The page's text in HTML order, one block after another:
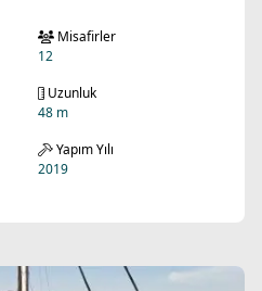
Misafirler
12
Uzunluk
48 m
Yapım Yılı
2019